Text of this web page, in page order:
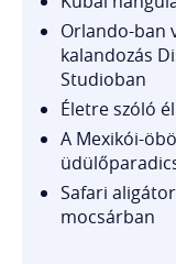
Orlando-ban
kalandozás
Studioban
Életre szóló
A Mexikói-
Safari
mocsárban